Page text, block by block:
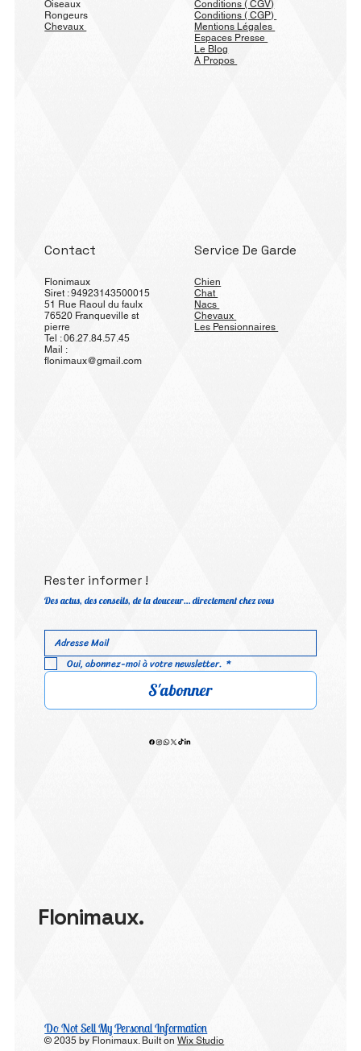
Oiseaux
Rongeurs
Chevaux
Conditions ( CGV)
Conditions ( CGP)
Mentions Légales
Espaces Presse
Le Blog
A Propos
Contact
Flonimaux
Siret : 94923143500015
51 Rue Raoul du faulx
76520 Franqueville st
pierre
Tel : 06.27.84.57.45
Mail :
flonimaux@gmail.com
Service De Garde
Chien
Chat
Nacs
Chevaux
Les Pensionnaires
Rester informer !
Des actus, des conseils, de la douceur… directement chez vous
Oui, abonnez-moi à votre newsletter. *
S'abonner
Flonimaux.
Do Not Sell My Personal Information
© 2035 by Flonimaux. Built onWix Studio